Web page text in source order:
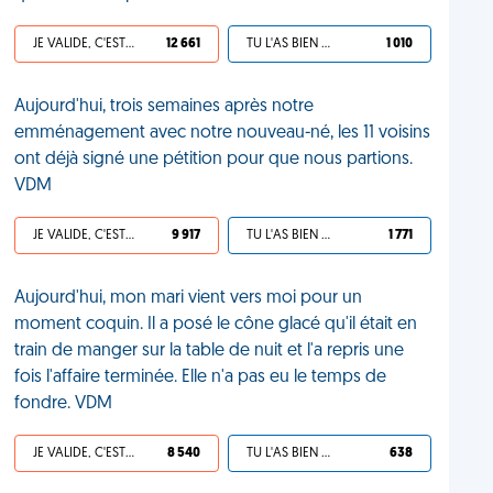
JE VALIDE, C'EST UNE VDM 12 661 TU L'AS BIEN MÉRITÉ 1 010
Aujourd'hui, trois semaines après notre
emménagement avec notre nouveau-né, les 11 voisins
ont déjà signé une pétition pour que nous partions.
VDM
JE VALIDE, C'EST UNE VDM 9 917 TU L'AS BIEN MÉRITÉ 1 771
Aujourd'hui, mon mari vient vers moi pour un
moment coquin. Il a posé le cône glacé qu'il était en
train de manger sur la table de nuit et l'a repris une
fois l'affaire terminée. Elle n'a pas eu le temps de
fondre. VDM
JE VALIDE, C'EST UNE VDM 8 540 TU L'AS BIEN MÉRITÉ 638